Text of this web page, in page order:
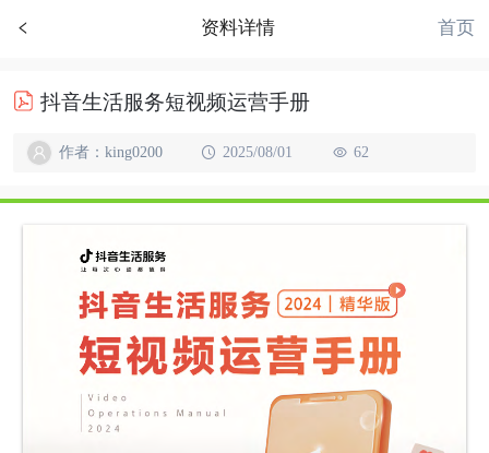
资料详情 首页
抖音生活服务短视频运营手册
作者：king0200 2025/08/01 62